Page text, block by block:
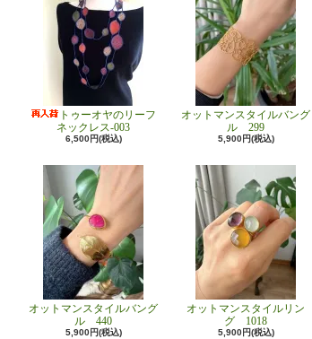
トゥーオヤのリーフ
ネックレス-003
6,500円(税込)
オットマンスタイルバング
ル 299
5,900円(税込)
オットマンスタイルバング
ル 440
5,900円(税込)
オットマンスタイルリン
グ 1018
5,900円(税込)